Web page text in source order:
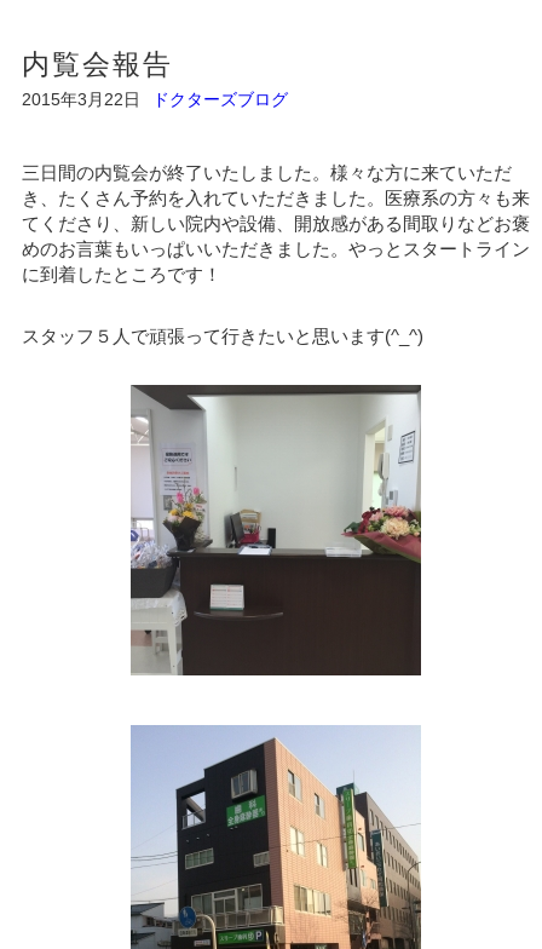
内覧会報告
2015年3月22日 ドクターズブログ
三日間の内覧会が終了いたしました。様々な方に来ていただ
き、たくさん予約を入れていただきました。医療系の方々も来
てくださり、新しい院内や設備、開放感がある間取りなどお褒
めのお言葉もいっぱいいただきました。やっとスタートライン
に到着したところです！
スタッフ５人で頑張って行きたいと思います(^_^)